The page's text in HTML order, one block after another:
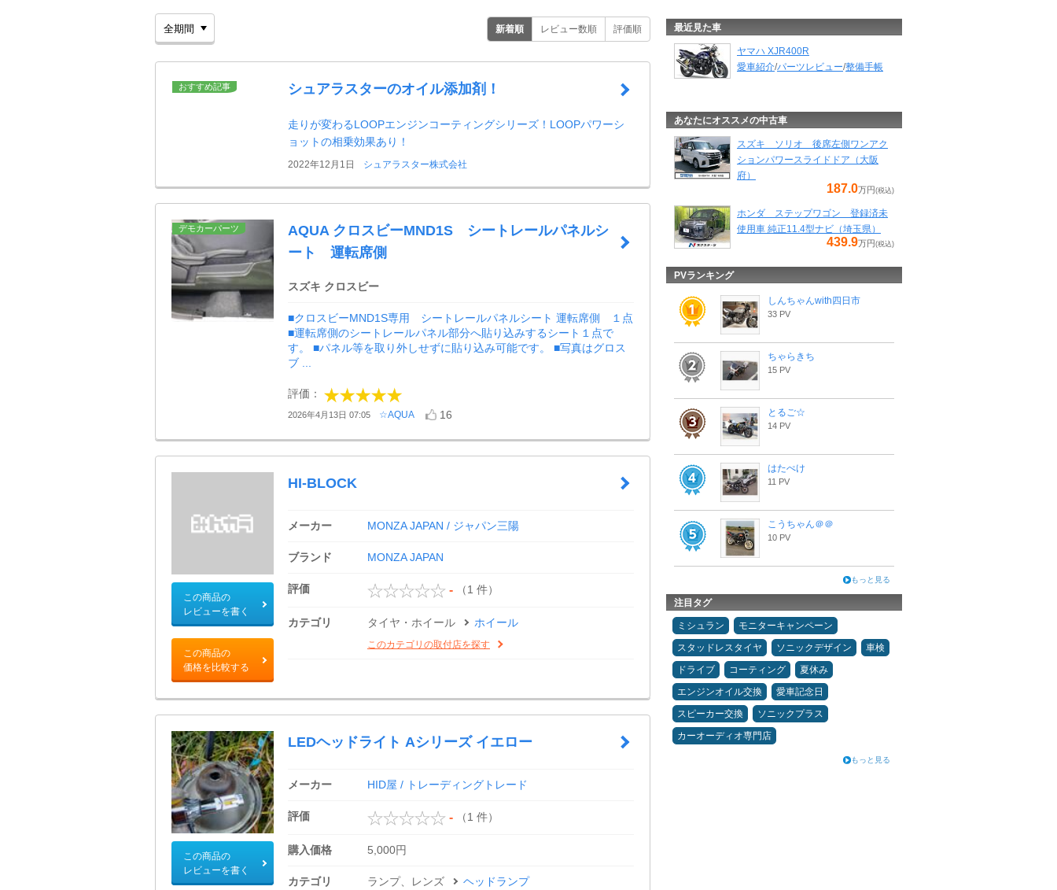
新着順 レビュー数順 評価順
おすすめ記事 シュアラスターのオイル添加剤！
走りが変わるLOOPエンジンコーティングシリーズ！LOOPパワーシ
ョットの相乗効果あり！
2022年12月1日 シュアラスター株式会社
デモカーパーツ
AQUA クロスビーMND1S シートレールパネルシ
ート 運転席側
スズキ クロスビー
■クロスビーMND1S専用 シートレールパネルシート 運転席側 １点
■運転席側のシートレールパネル部分へ貼り込みするシート１点で
す。 ■パネル等を取り外しせずに貼り込み可能です。 ■写真はグロス
ブ ...
評価：
2026年4月13日 07:05 ☆AQUA 16
この商品の
レビューを書く
この商品の
価格を比較する
HI-BLOCK
メーカー MONZA JAPAN / ジャパン三陽
ブランド MONZA JAPAN
評価 - （1 件）
カテゴリ タイヤ・ホイール ホイール
このカテゴリの取付店を探す
この商品の
レビューを書く
LEDヘッドライト Aシリーズ イエロー
メーカー HID屋 / トレーディングトレード
評価 - （1 件）
購入価格 5,000円
カテゴリ ランプ、レンズ ヘッドランプ
最近見た車
ヤマハ XJR400R
愛車紹介/パーツレビュー/整備手帳
あなたにオススメの中古車
スズキ ソリオ 後席左側ワンアク
ションパワースライドドア（大阪
府）
187.0万円 (税込)
ホンダ ステップワゴン 登録済未
使用車 純正11.4型ナビ（埼玉県）
439.9万円 (税込)
PVランキング
しんちゃんwith四日市
33 PV
ちゃらきち
15 PV
とるご☆
14 PV
はたぺけ
11 PV
こうちゃん＠＠
10 PV
もっと見る
注目タグ
ミシュラン
モニターキャンペーン
スタッドレスタイヤ
ソニックデザイン
車検
ドライブ
コーティング
夏休み
エンジンオイル交換
愛車記念日
スピーカー交換
ソニックプラス
カーオーディオ専門店
もっと見る